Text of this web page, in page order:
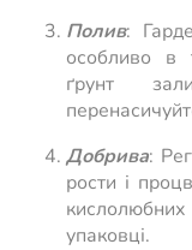
Полив:
особливо в
ґрунт
Добрива:
рости і
кислолюбних
упаковці.